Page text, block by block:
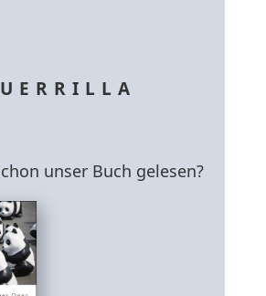
unser Buch gelesen?